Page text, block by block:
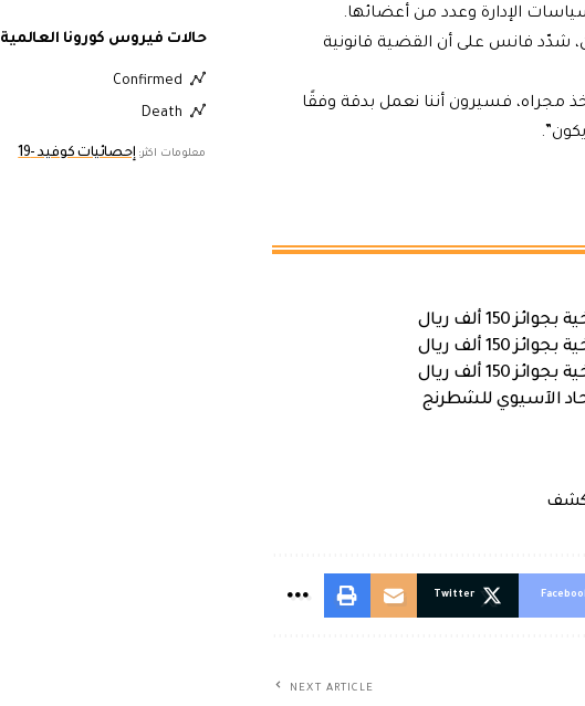
الإدارة وعدد من أعضائها.
شدّد فانس على أن القضية قانونية
مجراه، فسيرون أننا نعمل بدقة وفقًا
ألف ريال
ألف ريال
ألف ريال
الآسيوي للشطرنج
Twitter
NEXT ARTICLE
حالات فيروس كورونا العالمية
Confirmed
Death
معلومات اكثر: إحصائيات كوفيد -19